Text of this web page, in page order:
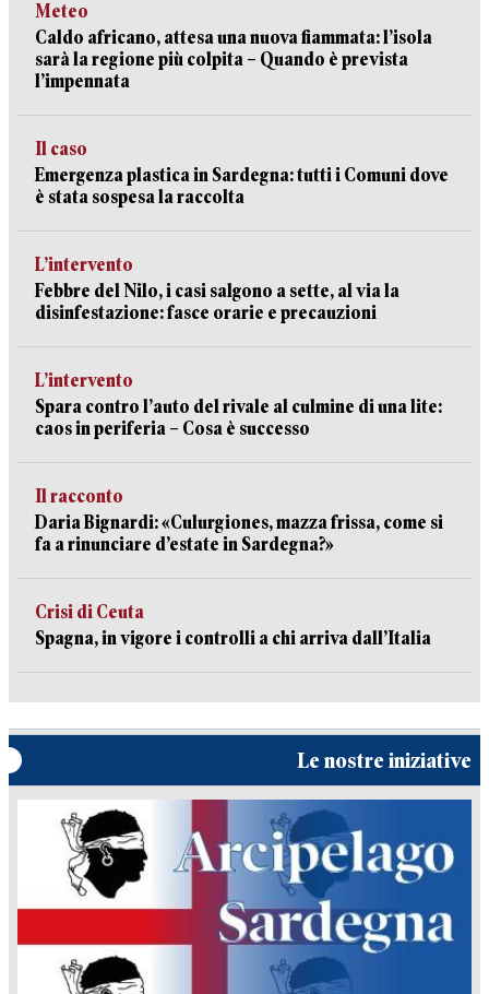
Meteo
Caldo africano, attesa una nuova fiammata: l’isola
sarà la regione più colpita – Quando è prevista
l’impennata
Il caso
Emergenza plastica in Sardegna: tutti i Comuni dove
è stata sospesa la raccolta
L’intervento
Febbre del Nilo, i casi salgono a sette, al via la
disinfestazione: fasce orarie e precauzioni
L’intervento
Spara contro l’auto del rivale al culmine di una lite:
caos in periferia – Cosa è successo
Il racconto
Daria Bignardi: «Culurgiones, mazza frissa, come si
fa a rinunciare d’estate in Sardegna?»
Crisi di Ceuta
Spagna, in vigore i controlli a chi arriva dall’Italia
Le nostre iniziative